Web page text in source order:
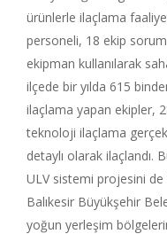
ürünlerle ilaçlama
personeli, 18 ekip
ekipman kullanılarak
ilçede bir yılda 615
ilaçlama yapan ekipler,
teknoloji ilaçlama
detaylı olarak ilaçlandı.
ULV sistemi projesini
Balıkesir Büyükşehir
yoğun yerleşim